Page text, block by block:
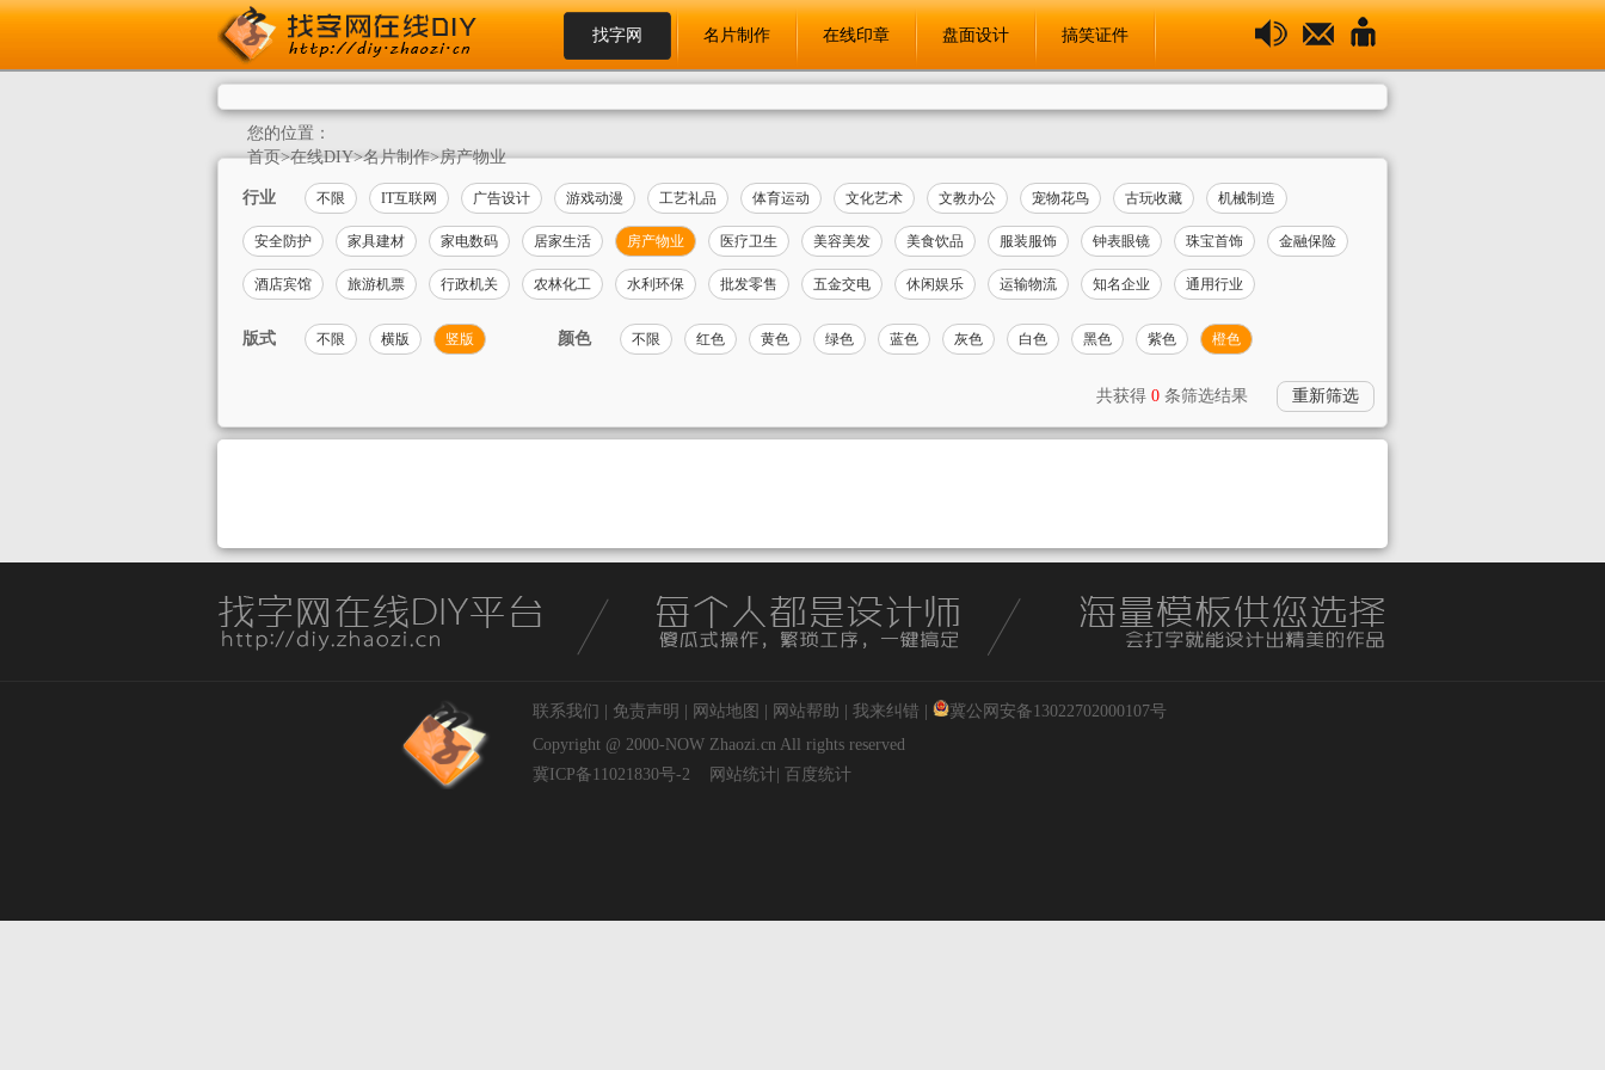
找字网 名片制作 在线印章 盘面设计 搞笑证件
您的位置：
首页>在线DIY>名片制作>房产物业
行业 不限 IT互联网 广告设计 游戏动漫 工艺礼品 体育运动 文化艺术 文教办公 宠物花鸟 古玩收藏 机械制造
安全防护 家具建材 家电数码 居家生活 房产物业 医疗卫生 美容美发 美食饮品 服装服饰 钟表眼镜 珠宝首饰 金融保险
酒店宾馆 旅游机票 行政机关 农林化工 水利环保 批发零售 五金交电 休闲娱乐 运输物流 知名企业 通用行业
版式 不限 横版 竖版 颜色 不限 红色 黄色 绿色 蓝色 灰色 白色 黑色 紫色 橙色
共获得 0 条筛选结果 重新筛选
联系我们 免责声明 网站地图 网站帮助 我来纠错
冀公网安备13022702000107号
Copyright @ 2000-NOW Zhaozi.cn All rights reserved
冀ICP备11021830号-2
网站统计 百度统计